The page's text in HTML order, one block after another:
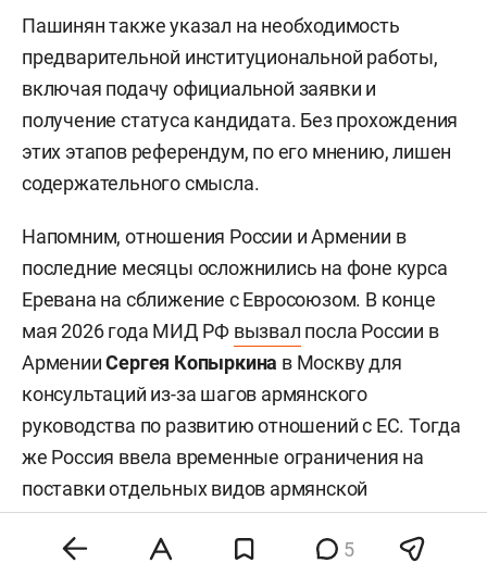
членстве в ЕС на всенародное голосование
преждевременно. «Граждане будут спрашивать:
„А какие у нас перспективы стать членами
Европейского союза? А какая у нас дорожная
карта?“ И так далее. И много, очень много
вопросов, на которые ответов у нас нет», —
Выступая на заседании Евразийского
межправсовета в Киргизии, премьер
подчеркнул, что в Ереване осознают
невозможность одновременного членства в
Евразийском экономическом союзе и
Евросоюзе. При этом он отметил, что даже при
качественной подготовке к вступлению в ЕС это
не гарантирует автоматического принятия —
потребуется согласие всех государств-членов
союза и одобрение армянского народа, передает
5